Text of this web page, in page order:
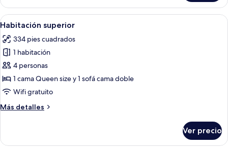
doble
estándar
Abrir
todas
las
fotos
de
Habitación
superior
Una habitación de hotel moderna
6
Habitación superior
334 pies cuadrados
1 habitación
4 personas
1 cama Queen size y 1 sofá cama doble
Wifi gratuito
Más detalles
Más
superior
Ver precio